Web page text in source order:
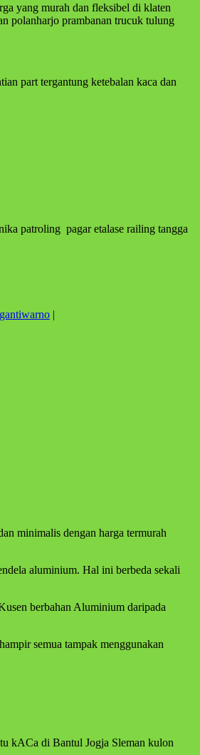
yang murah dan fleksibel di klaten
polanharjo prambanan trucuk tulung
part tergantung ketebalan kaca dan
patroling pagar etalase railing tangga
|
minimalis dengan harga termurah
aluminium. Hal ini berbeda sekali
berbahan Aluminium daripada
semua tampak menggunakan
kACa di Bantul Jogja Sleman kulon